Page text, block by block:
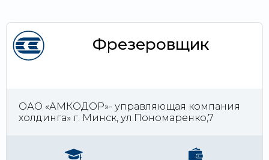
Фрезеровщик
ОАО «АМКОДОР»- управляющая компания
холдинга» г. Минск, ул.Пономаренко,7